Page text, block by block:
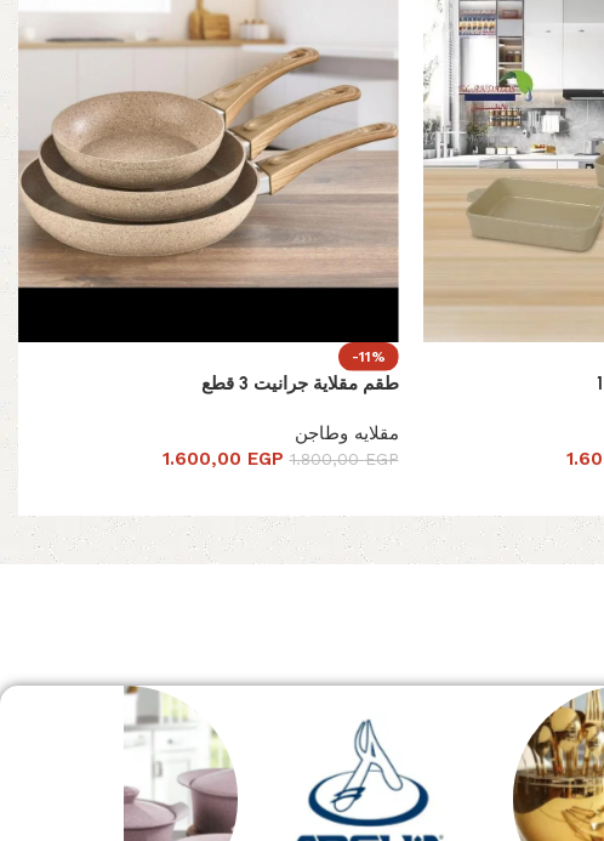
-11%
طقم مقلاية جرانيت 3 قطع
مقلايه وطاجن
1.800,00EGP
1.600,00 EGP